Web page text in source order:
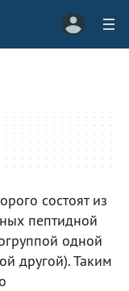
состоят из
пептидной
одной
другой). Таким